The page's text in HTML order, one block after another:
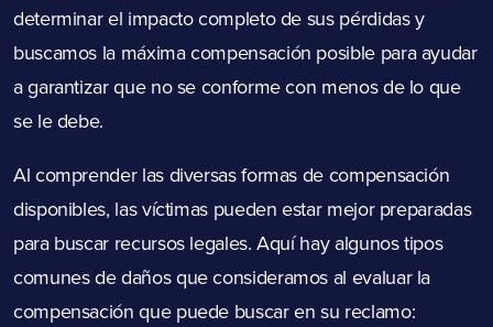
determinar el impacto completo de sus pérdidas y
buscamos la máxima compensación posible para ayudar
a garantizar que no se conforme con menos de lo que
se le debe.
Al comprender las diversas formas de compensación
disponibles, las víctimas pueden estar mejor preparadas
para buscar recursos legales. Aquí hay algunos tipos
comunes de daños que consideramos al evaluar la
compensación que puede buscar en su reclamo: